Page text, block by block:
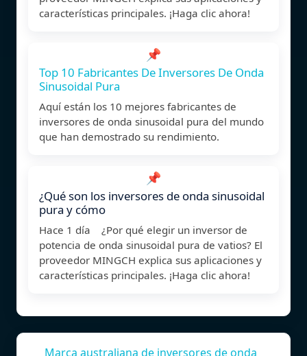
características principales. ¡Haga clic ahora!
📌
Top 10 Fabricantes De Inversores De Onda
Sinusoidal Pura
Aquí están los 10 mejores fabricantes de
inversores de onda sinusoidal pura del mundo
que han demostrado su rendimiento.
📌
¿Qué son los inversores de onda sinusoidal
pura y cómo
Hace 1 día ¿Por qué elegir un inversor de
potencia de onda sinusoidal pura de vatios? El
proveedor MINGCH explica sus aplicaciones y
características principales. ¡Haga clic ahora!
Marca australiana de inversores de onda